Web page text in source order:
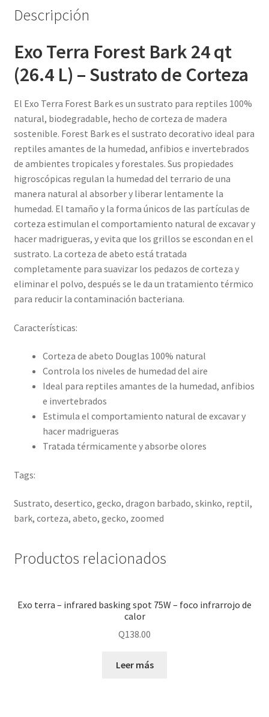
Descripción
Exo Terra Forest Bark 24 qt
(26.4 L) – Sustrato de Corteza
El Exo Terra Forest Bark es un sustrato para reptiles 100%
natural, biodegradable, hecho de corteza de madera
sostenible. Forest Bark es el sustrato decorativo ideal para
reptiles amantes de la humedad, anfibios e invertebrados
de ambientes tropicales y forestales. Sus propiedades
higroscópicas regulan la humedad del terrario de una
manera natural al absorber y liberar lentamente la
humedad. El tamaño y la forma únicos de las partículas de
corteza estimulan el comportamiento natural de excavar y
hacer madrigueras, y evita que los grillos se escondan en el
sustrato. La corteza de abeto está tratada
completamente para suavizar los pedazos de corteza y
eliminar el polvo, después se le da un tratamiento térmico
para reducir la contaminación bacteriana.
Características:
Corteza de abeto Douglas 100% natural
Controla los niveles de humedad del aire
Ideal para reptiles amantes de la humedad, anfibios
e invertebrados
Estimula el comportamiento natural de excavar y
hacer madrigueras
Tratada térmicamente y absorbe olores
Tags:
Sustrato, desertico, gecko, dragon barbado, skinko, reptil,
bark, corteza, abeto, gecko, zoomed
Productos relacionados
Exo terra – infrared basking spot 75W – foco infrarrojo de
calor
Q138.00
Leer más